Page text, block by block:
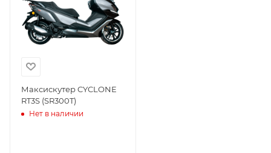
размещены общие сведения по
решению возможных гарантийных
случаев и образцы необходимых для
гарантийные обязательства на
приобретаемую технику подробно
изложены в Руководстве по
Максискутер CYCLONE
RT3S (SR300T)
Нет в наличии